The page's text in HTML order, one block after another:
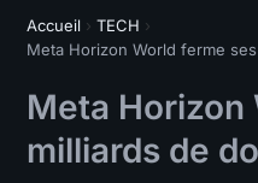
Accueil › TECH ›
Meta Horizon World ferme
Meta Horizon
milliards de